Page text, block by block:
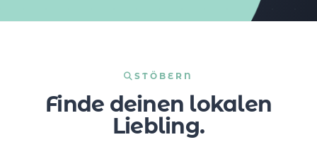
STÖBERN
Finde deinen lokalen
Liebling.